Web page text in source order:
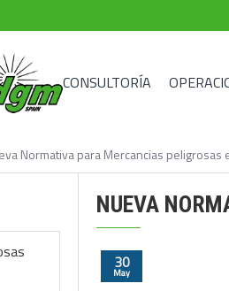
CONSULTORÍA
Normativa para Mercancias peligrosas
NUEVA
30
May